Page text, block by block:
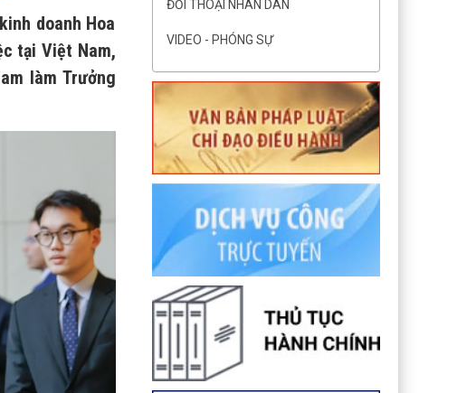
doanh Hoa
tại Việt Nam,
làm Trưởng
ĐỐI THOẠI NHÂN DÂN
VIDEO - PHÓNG SỰ